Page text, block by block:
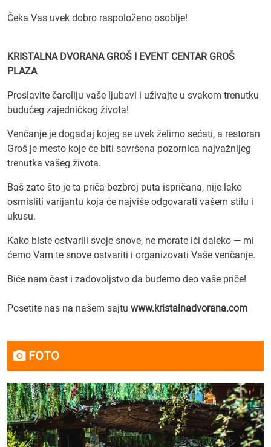
Čeka Vas uvek dobro raspoloženo osoblje!
KRISTALNA DVORANA GROŠ I EVENT CENTAR GROŠ
PLAZA
Proslavite čaroliju vaše ljubavi i uživajte u svakom trenutku
budućeg zajedničkog života!
Venčanje je događaj kojeg se uvek želimo sećati, a restoran
Groš je mesto koje će biti savršena pozornica najvažnijeg
trenutka vašeg života.
Baš zato što je ta priča bezbroj puta ispričana, nije lako
osmisliti varijantu koja će najviše odgovarati vašem stilu i
ukusu.
Kako biste ostvarili svoje snove, ne morate ići daleko — mi
ćemo Vam te snove ostvariti i organizovati Vaše venčanje.
Biće nam čast i zadovoljstvo da budemo deo vaše priče!
Posetite nas na našem sajtu www.kristalnadvorana.com
FOTO